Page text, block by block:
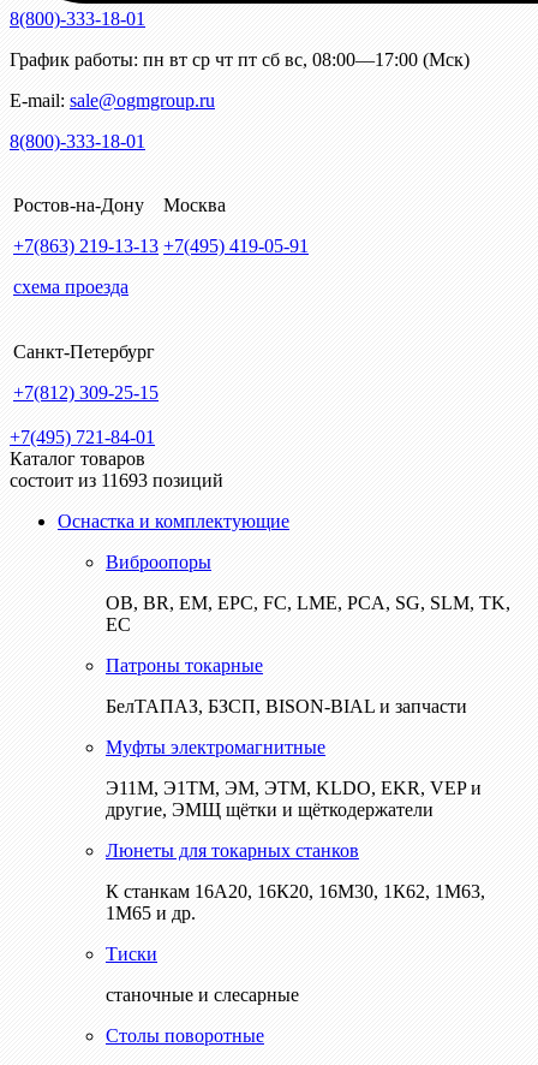
8(800)-333-18-01
График работы: пн вт ср чт пт сб вс, 08:00—17:00 (Мск)
E-mail: sale@ogmgroup.ru
8(800)-333-18-01
Ростов-на-Дону
+7(863) 219-13-13
схема проезда
Москва
+7(495) 419-05-91
Санкт-Петербург
+7(812) 309-25-15
+7(495) 721-84-01
Каталог товаров
состоит из 11693 позиций
Оснастка и комплектующие
Виброопоры
ОВ, BR, EM, EPC, FC, LME, PCA, SG, SLM, TK,
EC
Патроны токарные
БелТАПАЗ, БЗСП, BISON-BIAL и запчасти
Муфты электромагнитные
Э11М, Э1ТМ, ЭМ, ЭТМ, KLDO, EKR, VEP и
другие, ЭМЩ щётки и щёткодержатели
Люнеты для токарных станков
К станкам 16А20, 16К20, 16М30, 1К62, 1М63,
1М65 и др.
Тиски
станочные и слесарные
Столы поворотные